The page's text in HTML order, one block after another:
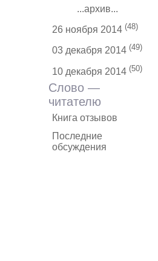
...архив...
26 ноября 2014 (48)
03 декабря 2014 (49)
10 декабря 2014 (50)
Слово —
читателю
Книга отзывов
Последние
обсуждения